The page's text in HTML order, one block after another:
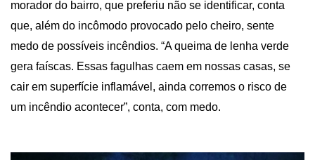
morador do bairro, que preferiu não se identificar, conta
que, além do incômodo provocado pelo cheiro, sente
medo de possíveis incêndios. “A queima de lenha verde
gera faíscas. Essas fagulhas caem em nossas casas, se
cair em superfície inflamável, ainda corremos o risco de
um incêndio acontecer”, conta, com medo.